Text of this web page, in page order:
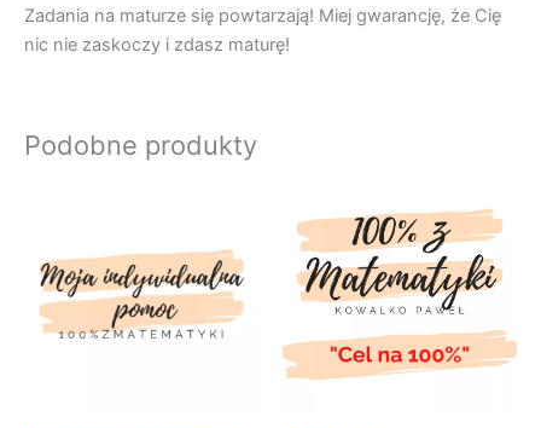
Zadania na maturze się powtarzają! Miej gwarancję, że Cię
nic nie zaskoczy i zdasz maturę!
Podobne produkty